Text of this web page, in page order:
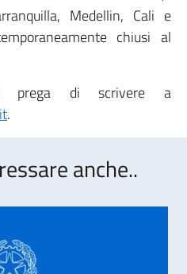
Medellin, Cali e
chiusi al
prega di scrivere a
.
anche..